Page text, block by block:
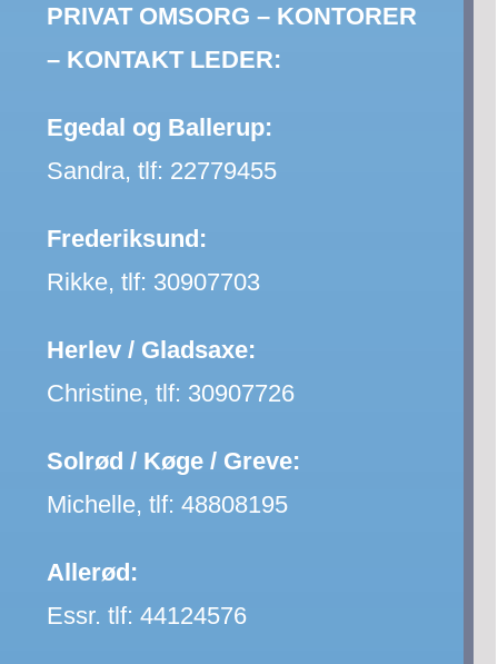
PRIVAT OMSORG – KONTORER
– KONTAKT LEDER:
Egedal og Ballerup:
Sandra, tlf: 22779455
Frederiksund:
Rikke, tlf: 30907703
Herlev / Gladsaxe:
Christine, tlf: 30907726
Solrød / Køge / Greve:
Michelle, tlf: 48808195
Allerød:
Essr. tlf: 44124576